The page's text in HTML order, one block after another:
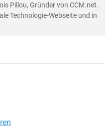
Pillou, Gründer von CCM.net.
Technologie-Webseite und in